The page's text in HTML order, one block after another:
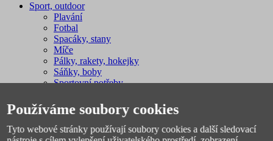
Sport, outdoor
Plavání
Fotbal
Spacáky, stany
Míče
Pálky, rakety, hokejky
Sáňky, boby
Sportovní potřeby
Licenční zboží
Novinky
Používáme soubory cookies
Tyto webové stránky používají soubory cookies a další sledovací